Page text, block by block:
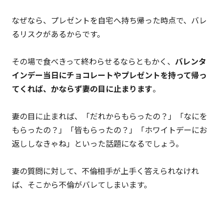
なぜなら、プレゼントを自宅へ持ち帰った時点で、バレ
るリスクがあるからです。
その場で食べきって終わらせるならともかく、 バレンタ
インデー当日にチョコレートやプレゼントを持って帰っ
てくれば、かならず妻の目に止まります。
妻の目に止まれば、「だれからもらったの？」「なにを
もらったの？」「皆もらったの？」「ホワイトデーにお
返ししなきゃね」といった話題になるでしょう。
妻の質問に対して、不倫相手が上手く答えられなけれ
ば、そこから不倫がバレてしまいます。